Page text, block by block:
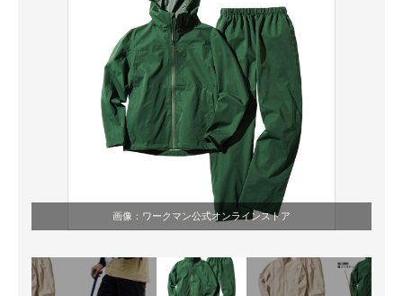
画像：ワークマン公式オンラインストア